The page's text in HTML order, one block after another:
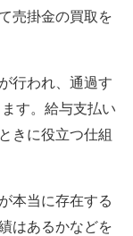
売掛金の買取を
行われ、通過す
す。給与支払い
きに役立つ仕組
本当に存在する
はあるかなどを